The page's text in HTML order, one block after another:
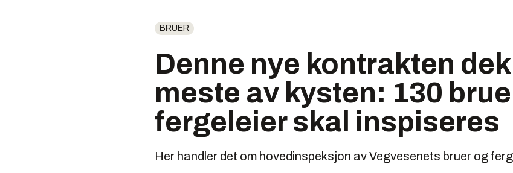
BRUER
Denne nye kontrakten
meste av kysten: 130
fergeleier skal inspiseres
Her handler det om hovedinspeksjon av Vegvesenets bruer og